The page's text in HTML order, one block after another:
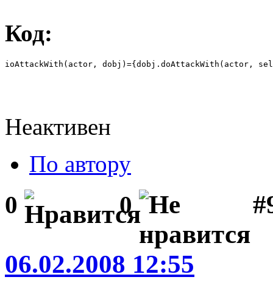
Код:
ioAttackWith(actor, dobj)={dobj.doAttackWith(actor,
Неактивен
По автору
0 0
06.02.2008 12:55